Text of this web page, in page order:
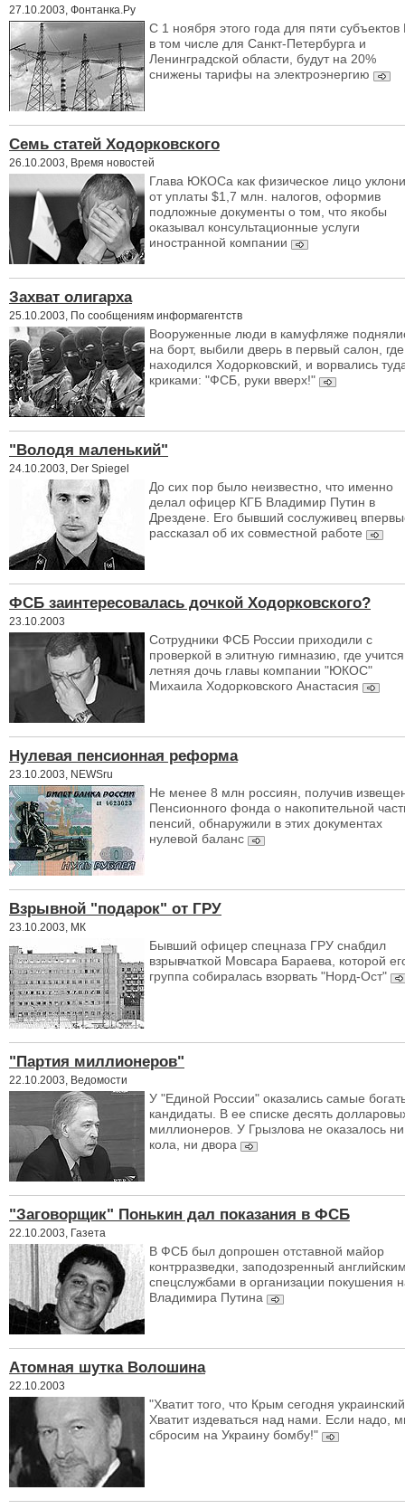
27.10.2003, Фонтанка.Ру
С 1 ноября этого года для пяти
в том числе для Санкт-Петербурга и
Ленинградской области, будут на 20%
снижены тарифы на электроэнергию
Семь статей Ходорковского
26.10.2003, Время новостей
Глава ЮКОСа как физическое лицо
от уплаты $1,7 млн. налогов, оформив
подложные документы о том, что якобы
оказывал консультационные услуги
иностранной компании
Захват олигарха
25.10.2003, По сообщениям информагентств
Вооруженные люди в камуфляже
на борт, выбили дверь в первый салон, где
находился Ходорковский, и ворвались
криками: "ФСБ, руки вверх!"
"Володя маленький"
24.10.2003, Der Spiegel
До сих пор было неизвестно, что именно
делал офицер КГБ Владимир Путин в
Дрездене. Его бывший сослуживец
рассказал об их совместной работе
ФСБ заинтересовалась дочкой Ходорковского?
23.10.2003
Сотрудники ФСБ России приходили с
проверкой в элитную гимназию, где
летняя дочь главы компании "ЮКОС"
Михаила Ходорковского Анастасия
Нулевая пенсионная реформа
23.10.2003, NEWSru
Не менее 8 млн россиян, получив
Пенсионного фонда о накопительной
пенсий, обнаружили в этих документах
нулевой баланс
Взрывной "подарок" от ГРУ
23.10.2003, МК
Бывший офицер спецназа ГРУ снабдил
взрывчаткой Мовсара Бараева, которой
группа собиралась взорвать "Норд-Ост"
"Партия миллионеров"
22.10.2003, Ведомости
У "Единой России" оказались самые
кандидаты. В ее списке десять
миллионеров. У Грызлова не оказалось ни
кола, ни двора
"Заговорщик" Понькин дал показания в ФСБ
22.10.2003, Газета
В ФСБ был допрошен отставной майор
контрразведки, заподозренный
спецслужбами в организации покушения
Владимира Путина
Атомная шутка Волошина
22.10.2003
"Хватит того, что Крым сегодня
Хватит издеваться над нами. Если надо,
сбросим на Украину бомбу!"